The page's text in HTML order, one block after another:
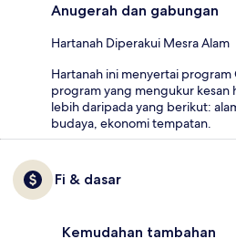
Anugerah dan gabungan
Hartanah Diperakui Mesra Alam
Hartanah ini menyertai
program yang mengukur kesan
lebih daripada yang berikut:
budaya, ekonomi tempatan.
Fi & dasar
Kemudahan tambahan